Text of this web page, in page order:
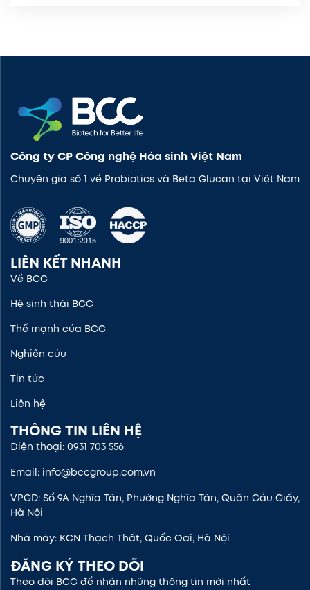
Công ty CP Công nghệ Hóa sinh Việt Nam
Chuyên gia số 1 về Probiotics và Beta Glucan tại Việt Nam
LIÊN KẾT NHANH
Về BCC
Hệ sinh thái BCC
Thế mạnh của BCC
Nghiên cứu
Tin tức
Liên hệ
THÔNG TIN LIÊN HỆ
Điện thoại: 0931 703 556
Email: info@bccgroup.com.vn
VPGD: Số 9A Nghĩa Tân, Phường Nghĩa Tân, Quận Cầu Giấy,
Hà Nội
Nhà máy: KCN Thạch Thất, Quốc Oai, Hà Nội
ĐĂNG KÝ THEO DÕI
Theo dõi BCC để nhận những thông tin mới nhất